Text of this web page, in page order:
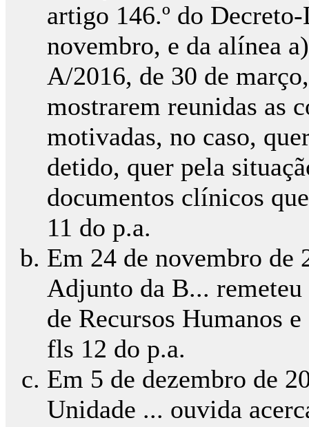
artigo 146.º do
novembro, e da alínea
A/2016, de 30 de
mostrarem reunidas as
motivadas, no caso,
detido, quer pela
documentos clínicos
11 do p.a.
Em 24 de novembro de
Adjunto da B...
de Recursos Humanos
fls 12 do p.a.
Em 5 de dezembro de
Unidade ... ouvida